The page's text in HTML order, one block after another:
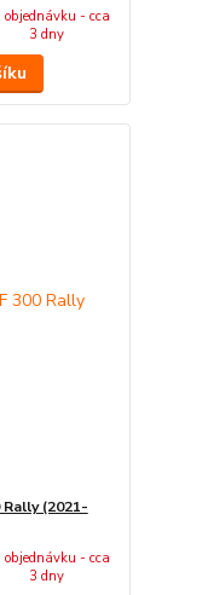
objednávku - cca
3 dny
(2021-
objednávku - cca
3 dny